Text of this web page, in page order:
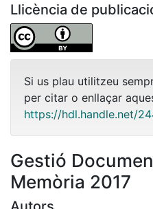
Llicència de
Si us plau utilitzeu
per citar o enllaçar
https://hdl.handle.net/
Gestió
Memòria 2017